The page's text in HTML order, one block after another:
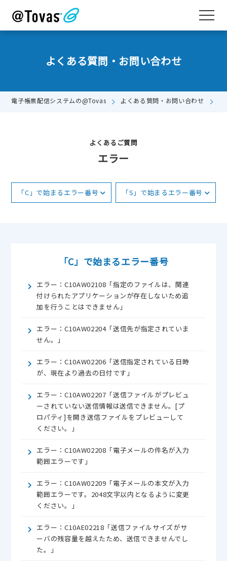
よくある質問・お問い合わせ
電子帳票配信システムの@Tovas よくある質問・お問い合わせ
よくあるご質問
エラー
「C」で始まるエラー番号 「S」で始まるエラー番号
「C」で始まるエラー番号
エラー：C10AW02108「指定のファイルは、関連
付けられたアプリケーションが存在しないため追
加を行うことはできません」
エラー：C10AW02204「送信先が指定されていま
せん。」
エラー：C10AW02206「送信指定されている日時
が、現在より過去の日付です」
エラー：C10AW02207「送信ファイルがプレビュ
ーされていない送信情報は送信できません。[プ
ロパティ]を開き送信ファイルをプレビューして
ください。」
エラー：C10AW02208「電子メールの件名が入力
範囲エラーです」
エラー：C10AW02209「電子メールの本文が入力
範囲エラーです。2048文字以内となるように変更
ください。」
エラー：C10AE02218「送信ファイルサイズがサ
ーバの残容量を越えたため、送信できませんでし
た。」